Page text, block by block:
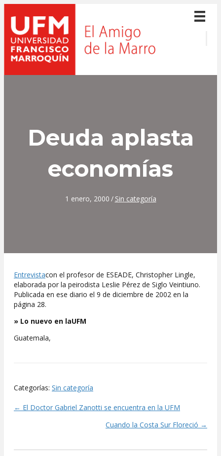
Deuda aplasta
economías
1 enero, 2000 / Sin categoría
Entrevistacon el profesor de ESEADE, Christopher Lingle,
elaborada por la peirodista Leslie Pérez de Siglo Veintiuno.
Publicada en ese diario el 9 de diciembre de 2002 en la
página 28.
» Lo nuevo en laUFM
Guatemala,
Categorías: Sin categoría
Posts
← El Doctor Gabriel Zanotti se encuentra en la UFM
Cuando la Costa Sur Floreció →